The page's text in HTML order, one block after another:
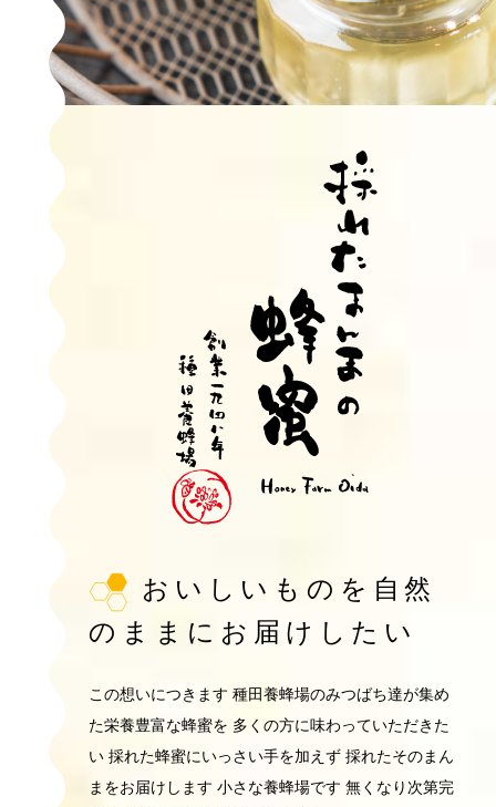
おいしいものを 自然
のままにお届けしたい
この想いにつきます 種田養蜂場のみつばち達が集め
た栄養豊富な蜂蜜を 多くの方に味わっていただきた
い 採れた蜂蜜にいっさい手を加えず 採れたそのまん
まをお届けします 小さな養蜂場です 無くなり次第完